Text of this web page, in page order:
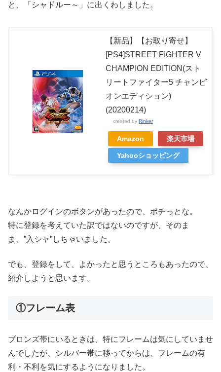
と、「シャドルー～」に出くわしました。
【新品】【お取り寄せ】
[PS4]STREET FIGHTER V
CHAMPION EDITION(スト
リートファイター5 チャンピ
オンエディション)
(20200214)
created by Rinker
Amazon 楽天市場
Yahooショッピング
なんかログインのボタンがあったので、ポチっとな。
特に登録を考えていた訳ではないのですが、そのま
ま、”入シャ”しちゃいました。
でも、登録をして、よかったと思うところもあったので、
紹介しようと思います。
①フレーム表
ブロンズ帯にいるときは、特にフレームは気にしていませ
んでしたが、シルバー帯に移ってからは、フレームの有
利・不利を気にするようになりました。